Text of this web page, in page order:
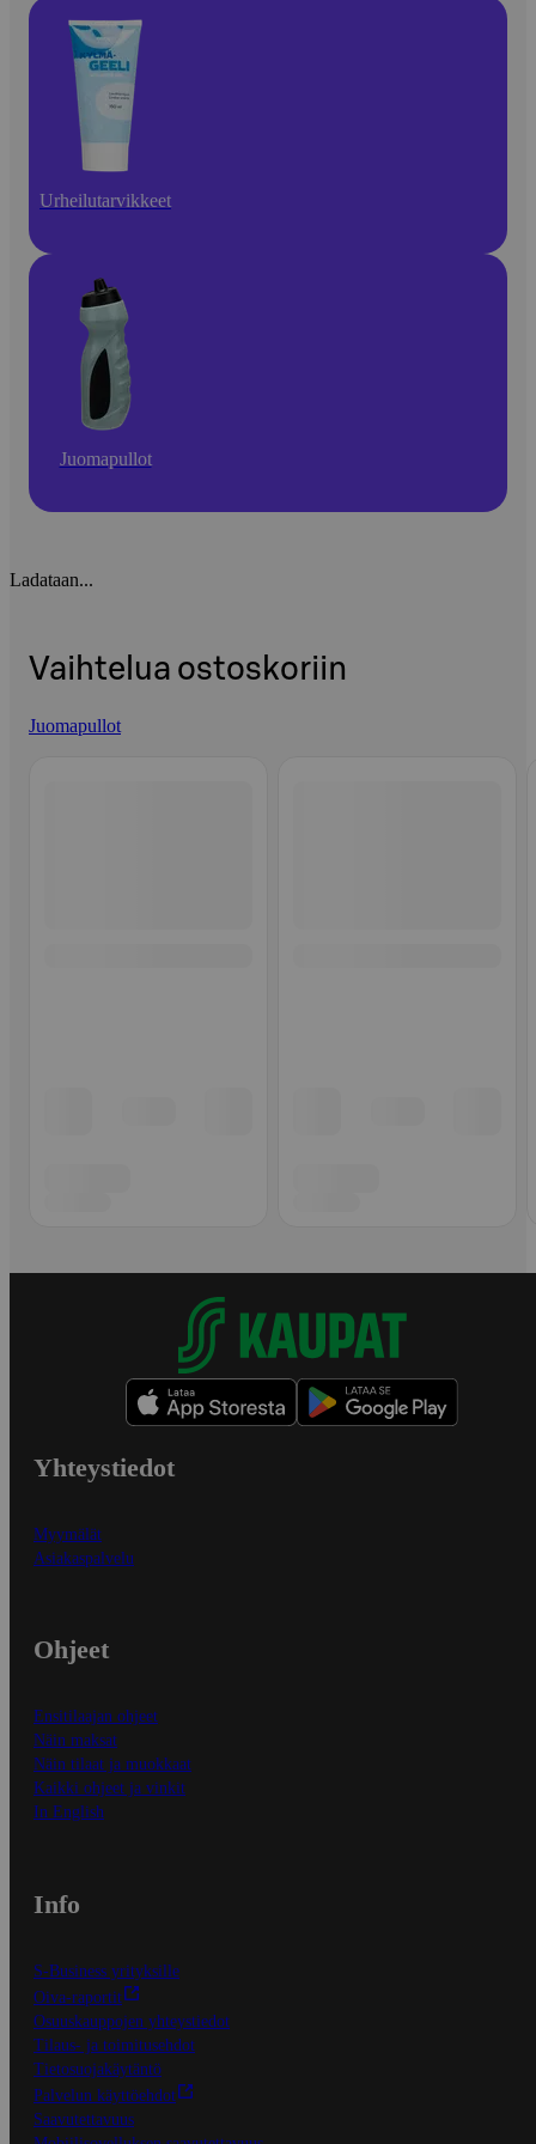
Urheilutarvikkeet
Juomapullot
Ladataan...
Vaihtelua ostoskoriin
Juomapullot
Yhteystiedot
Myymälät
Asiakaspalvelu
Ohjeet
Ensitilaajan ohjeet
Näin maksat
Näin tilaat ja muokkaat
Kaikki ohjeet ja vinkit
In English
Info
S-Business yrityksille
Oiva-raportit
Osuuskauppojen yhteystiedot
Tilaus- ja toimitusehdot
Tietosuojakäytäntö
Palvelun käyttöehdot
Saavutettavuus